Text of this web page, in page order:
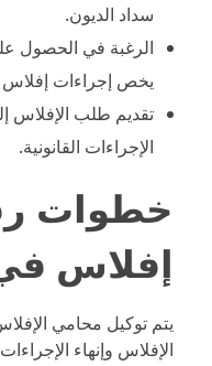
سداد الديون.
الرغبة في الحصول
يخص إجراءات
تقديم طلب الإفلاس
الإجراءات القانونية.
خطوات
إفلاس
يتم توكيل محامي
الإفلاس وإنهاء